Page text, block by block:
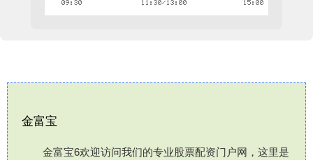
金富宝
金富宝6欢迎访问我们的专业股票配资门户网，这里是